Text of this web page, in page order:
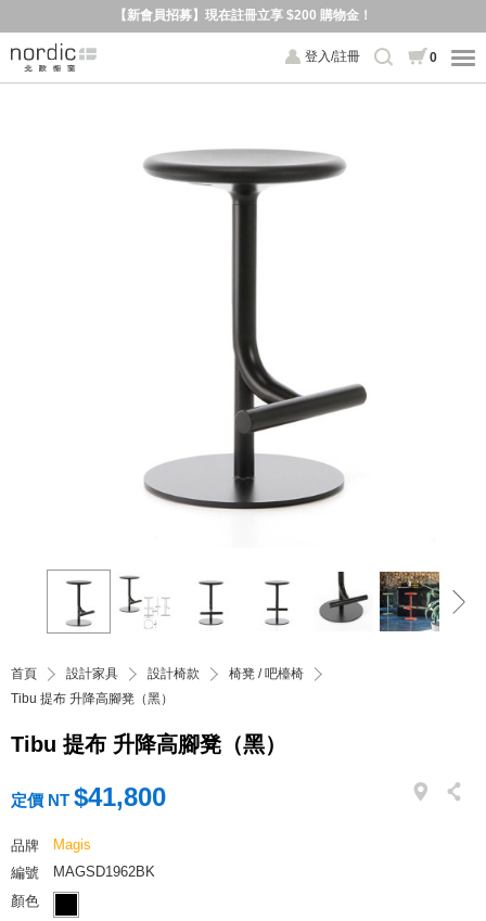
【新會員招募】現在註冊立享 $200 購物金！
登入/註冊 0
首頁 設計家具 設計椅款
椅凳 / 吧檯椅
Tibu 提布 升降高腳凳（黑）
Tibu 提布 升降高腳凳（黑）
定價 NT $41,800
品牌
Magis
編號
MAGSD1962BK
顏色